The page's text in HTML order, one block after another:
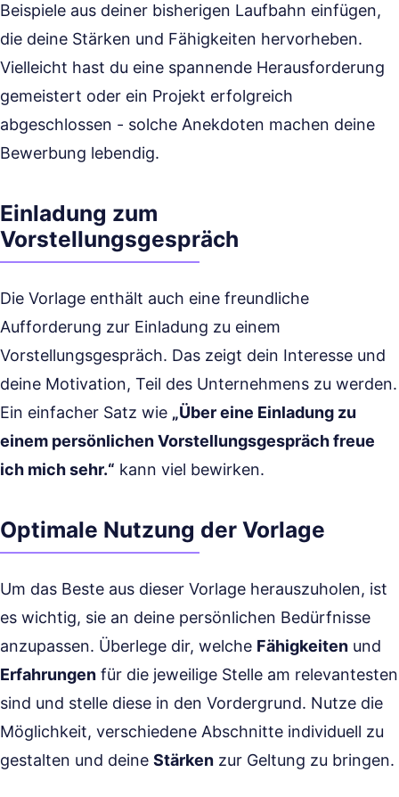
Beispiele aus deiner bisherigen Laufbahn einfügen,
die deine Stärken und Fähigkeiten hervorheben.
Vielleicht hast du eine spannende Herausforderung
gemeistert oder ein Projekt erfolgreich
abgeschlossen - solche Anekdoten machen deine
Bewerbung lebendig.
Einladung zum
Vorstellungsgespräch
Die Vorlage enthält auch eine freundliche
Aufforderung zur Einladung zu einem
Vorstellungsgespräch. Das zeigt dein Interesse und
deine Motivation, Teil des Unternehmens zu werden.
Ein einfacher Satz wie „Über eine Einladung zu
einem persönlichen Vorstellungsgespräch freue
ich mich sehr.“ kann viel bewirken.
Optimale Nutzung der Vorlage
Um das Beste aus dieser Vorlage herauszuholen, ist
es wichtig, sie an deine persönlichen Bedürfnisse
anzupassen. Überlege dir, welche Fähigkeiten und
Erfahrungen für die jeweilige Stelle am relevantesten
sind und stelle diese in den Vordergrund. Nutze die
Möglichkeit, verschiedene Abschnitte individuell zu
gestalten und deine Stärken zur Geltung zu bringen.